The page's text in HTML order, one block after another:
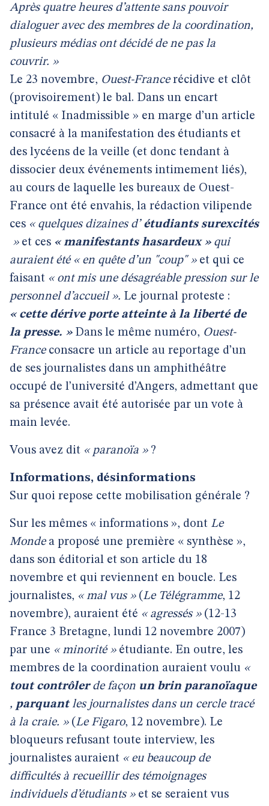
Après quatre heures d’attente sans pouvoir
dialoguer avec des membres de la coordination,
plusieurs médias ont décidé de ne pas la
couvrir. »
Le 23 novembre, Ouest-France récidive et clôt
(provisoirement) le bal. Dans un encart
intitulé « Inadmissible » en marge d’un article
consacré à la manifestation des étudiants et
des lycéens de la veille (et donc tendant à
dissocier deux événements intimement liés),
au cours de laquelle les bureaux de Ouest-
France ont été envahis, la rédaction vilipende
ces « quelques dizaines d’ étudiants surexcités
» et ces « manifestants hasardeux » qui
auraient été « en quête d’un "coup" » et qui ce
faisant « ont mis une désagréable pression sur le
personnel d’accueil ». Le journal proteste :
« cette dérive porte atteinte à la liberté de
la presse. » Dans le même numéro, Ouest-
Franceconsacre un article au reportage d’un
de ses journalistes dans un amphithéâtre
occupé de l’université d’Angers, admettant que
sa présence avait été autorisée par un vote à
main levée.
Vous avez dit « paranoïa »?
Informations, désinformations
Sur quoi repose cette mobilisation générale ?
Sur les mêmes « informations », dont Le
Mondea proposé une première « synthèse »,
dans son éditorial et son article du 18
novembre et qui reviennent en boucle. Les
journalistes, « mal vus »(Le Télégramme, 12
novembre), auraient été « agressés » (12-13
France 3 Bretagne, lundi 12 novembre 2007)
par une « minorité »étudiante. En outre, les
membres de la coordination auraient voulu «
tout contrôler de façon un brin paranoïaque
, parquant les journalistes dans un cercle tracé
à la craie. »(Le Figaro, 12 novembre). Le
bloqueurs refusant toute interview, les
journalistes auraient « eu beaucoup de
difficultés à recueillir des témoignages
individuels d’étudiants »et se seraient vus